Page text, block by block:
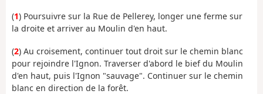
(1) Poursuivre sur la Rue de Pellerey, longer une ferme sur
la droite et arriver au Moulin d'en haut.
(2) Au croisement, continuer tout droit sur le chemin blanc
pour rejoindre l'Ignon. Traverser d'abord le bief du Moulin
d'en haut, puis l'Ignon "sauvage". Continuer sur le chemin
blanc en direction de la forêt.